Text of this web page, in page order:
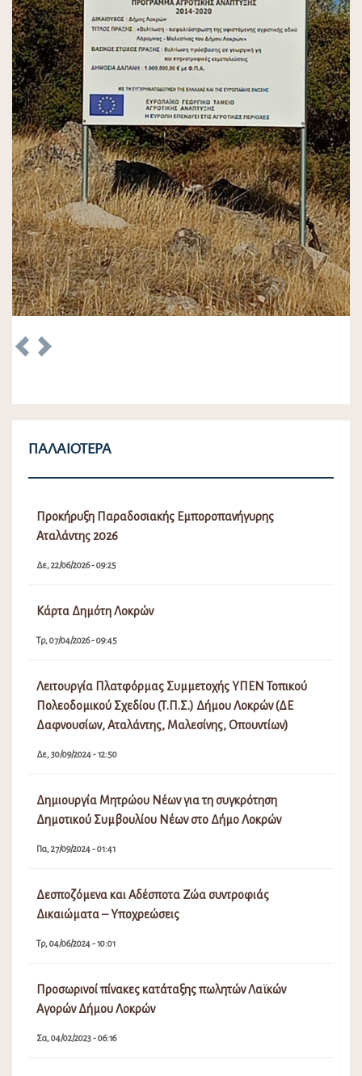
Previous
ΠΑΛΑΙΌΤΕΡΑ
Προκήρυξη Παραδοσιακής Εμποροπανήγυρης
Αταλάντης 2026
Δε, 22/06/2026 - 09:25
Κάρτα Δημότη Λοκρών
Τρ, 07/04/2026 - 09:45
Λειτουργία Πλατφόρμας Συμμετοχής ΥΠΕΝ Τοπικού
Πολεοδομικού Σχεδίου (Τ.Π.Σ.) Δήμου Λοκρών (ΔΕ
Δαφνουσίων, Αταλάντης, Μαλεσίνης, Οπουντίων)
Δε, 30/09/2024 - 12:50
Δημιουργία Μητρώου Νέων για τη συγκρότηση
Δημοτικού Συμβουλίου Νέων στο Δήμο Λοκρών
Πα, 27/09/2024 - 01:41
Δεσποζόμενα και Αδέσποτα Ζώα συντροφιάς
Δικαιώματα – Υποχρεώσεις
Τρ, 04/06/2024 - 10:01
Προσωρινοί πίνακες κατάταξης πωλητών Λαϊκών
Αγορών Δήμου Λοκρών
Σα, 04/02/2023 - 06:16